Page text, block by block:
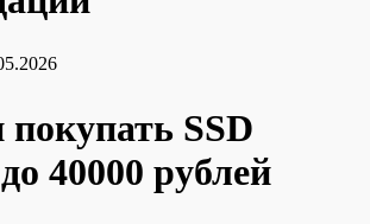
SSD
40000 рублей